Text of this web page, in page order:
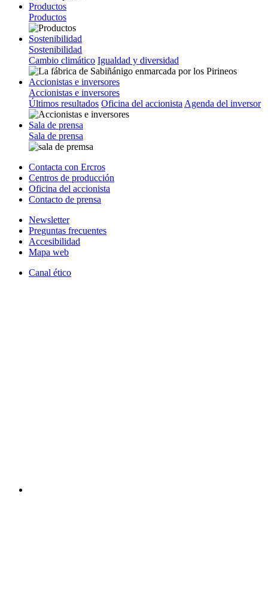
Productos
Productos
Sostenibilidad
Sostenibilidad
Cambio climático Igualdad y diversidad
Accionistas e inversores
Accionistas e inversores
Últimos resultados Oficina del accionista Agenda del inversor
Sala de prensa
Sala de prensa
Contacta con Ercros
Centros de producción
Oficina del accionista
Contacto de prensa
Newsletter
Preguntas frecuentes
Accesibilidad
Mapa web
Canal ético